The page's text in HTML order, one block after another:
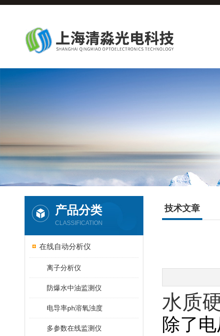
产品分类
CLASSIFICATION
在线自动分析仪
离子分析仪
防爆水中油监测仪
电导率ph溶氧浊度
多参数在线监测仪
技术文章
水质
除了